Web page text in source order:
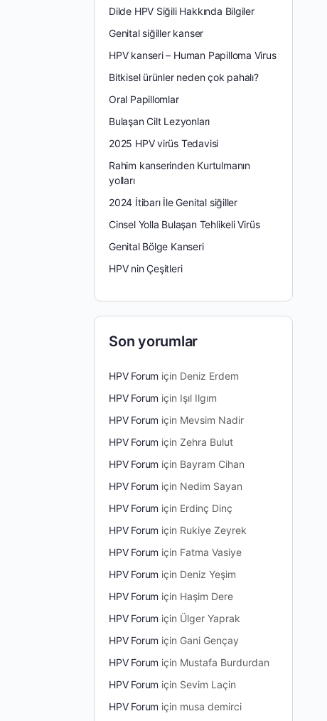
Dilde HPV Siğili Hakkında Bilgiler
Genital siğiller kanser
HPV kanseri – Human Papilloma Virus
Bitkisel ürünler neden çok pahalı?
Oral Papillomlar
Bulaşan Cilt Lezyonları
2025 HPV virüs Tedavisi
Rahim kanserinden Kurtulmanın
yolları
2024 İtibarı İle Genital siğiller
Cinsel Yolla Bulaşan Tehlikeli Virüs
Genital Bölge Kanseri
HPV nin Çeşitleri
Son yorumlar
HPV Forum için Deniz Erdem
HPV Forum için Işıl Ilgım
HPV Forum için Mevsim Nadir
HPV Forum içinZehra Bulut
HPV Forum için Bayram Cihan
HPV Forum için Nedim Sayan
HPV Forum için Erdinç Dinç
HPV Forum için Rukiye Zeyrek
HPV Forum için Fatma Vasiye
HPV Forum için Deniz Yeşim
HPV Forum için Haşim Dere
HPV Forum için Ülger Yaprak
HPV Forum için Gani Gençay
HPV Forum için Mustafa Burdurdan
HPV Forum için Sevim Laçin
HPV Forum için musa demirci